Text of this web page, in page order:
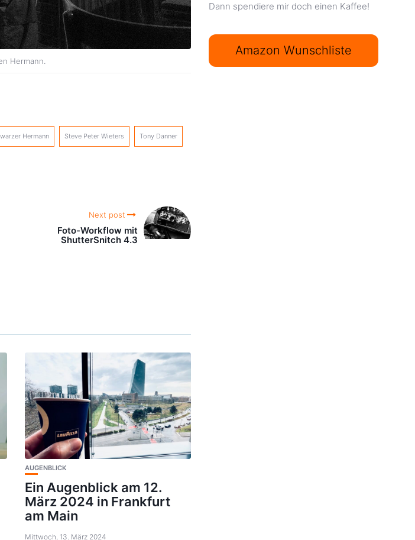
Hermann.
Hermann Steve Peter Wieters Tony Danner
Next post
Foto-Workflow mit
ShutterSnitch 4.3
AUGENBLICK
Ein Augenblick am 12.
März 2024 in Frankfurt
am Main
Mittwoch, 13. März 2024
Dann spendiere mir doch einen Kaffee!
Amazon Wunschliste